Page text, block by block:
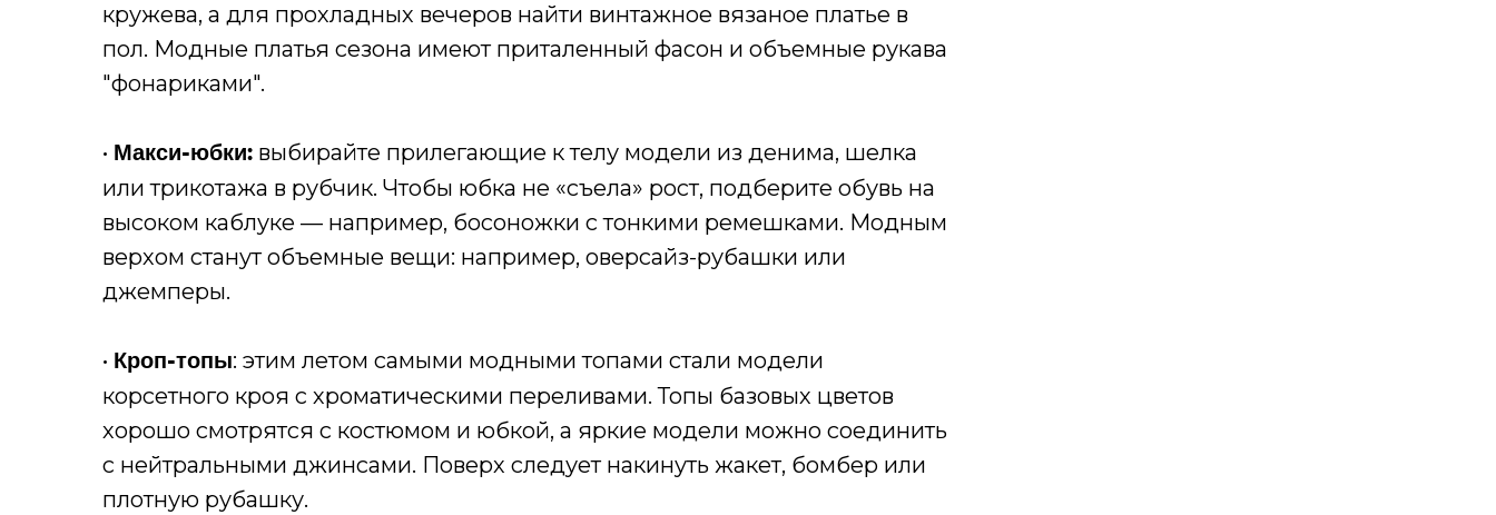
кружева, а для прохладных вечеров найти винтажное вязаное платье в
пол. Модные платья сезона имеют приталенный фасон и объемные рукава
"фонариками".
• Макси-юбки: выбирайте прилегающие к телу модели из денима, шелка
или трикотажа в рубчик. Чтобы юбка не «съела» рост, подберите обувь на
высоком каблуке — например, босоножки с тонкими ремешками. Модным
верхом станут объемные вещи: например, оверсайз-рубашки или
джемперы.
• Кроп-топы: этим летом самыми модными топами стали модели
корсетного кроя с хроматическими переливами. Топы базовых цветов
хорошо смотрятся с костюмом и юбкой, а яркие модели можно соединить
с нейтральными джинсами. Поверх следует накинуть жакет, бомбер или
плотную рубашку.